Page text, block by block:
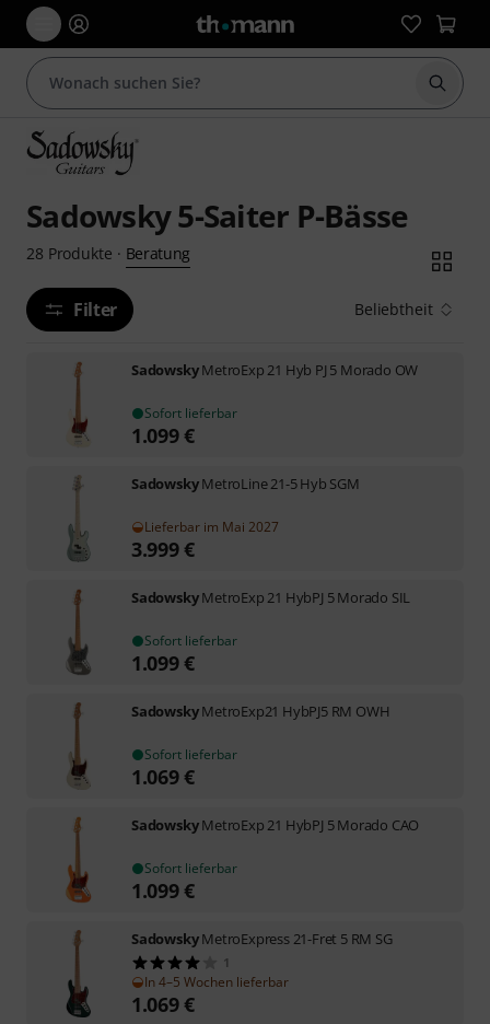
Suche
Sadowsky 5-Saiter P-Bässe
28 Produkte · Beratung
Filter Beliebtheit
SadowskyMetroExp 21 Hyb PJ 5 Morado OW
Sofort lieferbar
1.099€
SadowskyMetroLine 21-5 Hyb SGM
Lieferbar im Mai 2027
3.999€
SadowskyMetroExp 21 HybPJ 5 Morado SIL
Sofort lieferbar
1.099€
SadowskyMetroExp21 HybPJ5 RM OWH
Sofort lieferbar
1.069€
SadowskyMetroExp 21 HybPJ 5 Morado CAO
Sofort lieferbar
1.099€
SadowskyMetroExpress 21-Fret 5 RM SG
1
In 4–5 Wochen lieferbar
1.069€